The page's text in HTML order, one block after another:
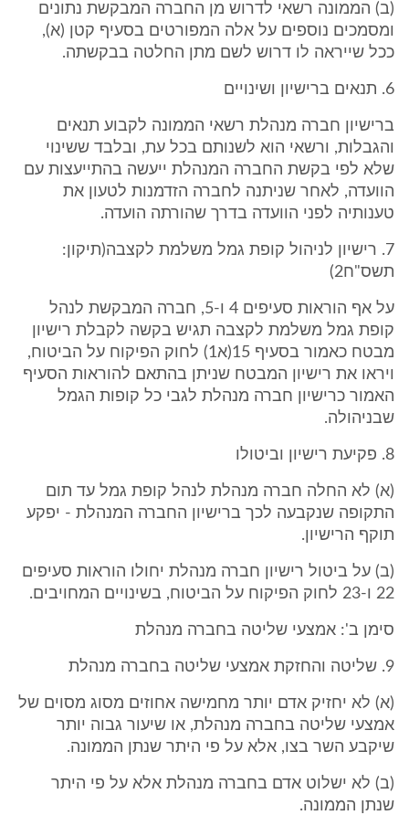
(ב) הממונה רשאי לדרוש מן החברה המבקשת נתונים
ומסמכים נוספים על אלה המפורטים בסעיף קטן (א),
ככל שייראה לו דרוש לשם מתן החלטה בבקשתה.
6. תנאים ברישיון ושינויים
ברישיון חברה מנהלת רשאי הממונה לקבוע תנאים
והגבלות, ורשאי הוא לשנותם בכל עת, ובלבד ששינוי
שלא לפי בקשת החברה המנהלת ייעשה בהתייעצות עם
הוועדה, לאחר שניתנה לחברה הזדמנות לטעון את
טענותיה לפני הוועדה בדרך שהורתה הועדה.
7. רישיון לניהול קופת גמל משלמת לקצבה(תיקון:
תשס"ח2)
על אף הוראות סעיפים 4 ו-5, חברה המבקשת לנהל
קופת גמל משלמת לקצבה תגיש בקשה לקבלת רישיון
מבטח כאמור בסעיף 15(א1) לחוק הפיקוח על הביטוח,
ויראו את רישיון המבטח שניתן בהתאם להוראות הסעיף
האמור כרישיון חברה מנהלת לגבי כל קופות הגמל
שבניהולה.
8. פקיעת רישיון וביטולו
(א) לא החלה חברה מנהלת לנהל קופת גמל עד תום
התקופה שנקבעה לכך ברישיון החברה המנהלת - יפקע
תוקף הרישיון.
(ב) על ביטול רישיון חברה מנהלת יחולו הוראות סעיפים
22 ו-23 לחוק הפיקוח על הביטוח, בשינויים המחויבים.
סימן ב': אמצעי שליטה בחברה מנהלת
9. שליטה והחזקת אמצעי שליטה בחברה מנהלת
(א) לא יחזיק אדם יותר מחמישה אחוזים מסוג מסוים של
אמצעי שליטה בחברה מנהלת, או שיעור גבוה יותר
שיקבע השר בצו, אלא על פי היתר שנתן הממונה.
(ב) לא ישלוט אדם בחברה מנהלת אלא על פי היתר
שנתן הממונה.